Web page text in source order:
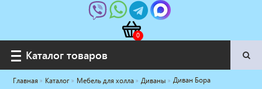
Каталог товаров
Каталог товаров
Главная Каталог Мебель для холла Диваны Диван Бора